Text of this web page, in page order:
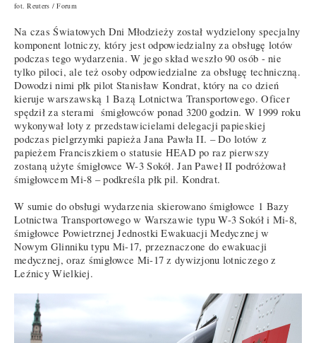
fot. Reuters / Forum
Na czas Światowych Dni Młodzieży został wydzielony specjalny
komponent lotniczy, który jest odpowiedzialny za obsługę lotów
podczas tego wydarzenia. W jego skład weszło 90 osób - nie
tylko piloci, ale też osoby odpowiedzialne za obsługę techniczną.
Dowodzi nimi płk pilot Stanisław Kondrat, który na co dzień
kieruje warszawską 1 Bazą Lotnictwa Transportowego. Oficer
spędził za sterami śmigłowców ponad 3200 godzin. W 1999 roku
wykonywał loty z przedstawicielami delegacji papieskiej
podczas pielgrzymki papieża Jana Pawła II. – Do lotów z
papieżem Franciszkiem o statusie HEAD po raz pierwszy
zostaną użyte śmigłowce W-3 Sokół. Jan Paweł II podróżował
śmigłowcem Mi-8 – podkreśla płk pil. Kondrat.
W sumie do obsługi wydarzenia skierowano śmigłowce 1 Bazy
Lotnictwa Transportowego w Warszawie typu W-3 Sokół i Mi-8,
śmigłowce Powietrznej Jednostki Ewakuacji Medycznej w
Nowym Glinniku typu Mi-17, przeznaczone do ewakuacji
medycznej, oraz śmigłowce Mi-17 z dywizjonu lotniczego z
Leźnicy Wielkiej.